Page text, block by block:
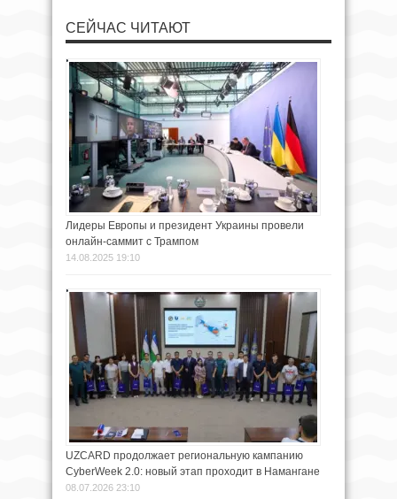
СЕЙЧАС ЧИТАЮТ
Лидеры Европы и президент Украины провели
онлайн-саммит с Трампом
14.08.2025 19:10
UZCARD продолжает региональную кампанию
CyberWeek 2.0: новый этап проходит в Намангане
08.07.2026 23:10